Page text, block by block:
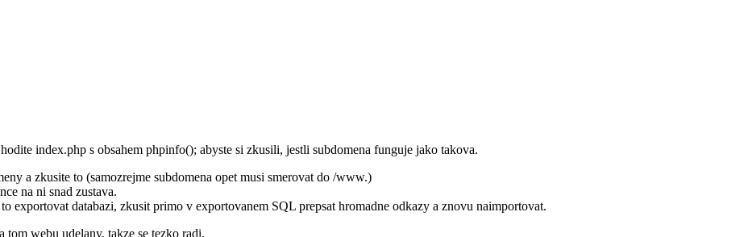
index.php s obsahem phpinfo(); abyste si zkusili, jestli subdomena funguje jako takova.
a zkusite to (samozrejme subdomena opet musi smerovat do /www.)
na ni snad zustava.
exportovat databazi, zkusit primo v exportovanem SQL prepsat hromadne odkazy a znovu naimportovat.
tom webu udelany, takze se tezko radi.